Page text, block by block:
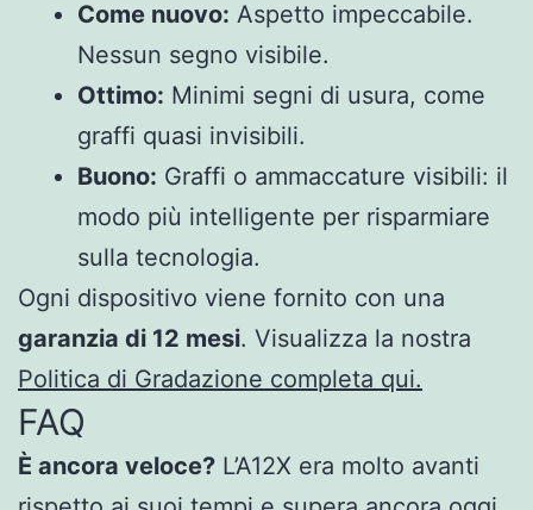
Come nuovo: Aspetto impeccabile.
Nessun segno visibile.
Ottimo: Minimi segni di usura, come
graffi quasi invisibili.
Buono: Graffi o ammaccature visibili: il
modo più intelligente per risparmiare
sulla tecnologia.
Ogni dispositivo viene fornito con una
garanzia di 12 mesi. Visualizza la nostra
Politica di Gradazione completa qui.
FAQ
È ancora veloce? L’A12X era molto avanti